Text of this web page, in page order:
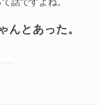
話ですよね。
んとあった。